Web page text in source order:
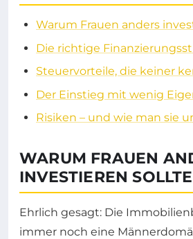
Warum Frauen anders
Die richtige
Steuervorteile, die keiner
Der Einstieg mit wenig
Risiken – und wie man sie
WARUM FRAUEN
INVESTIEREN
Ehrlich gesagt: Die
immer noch eine